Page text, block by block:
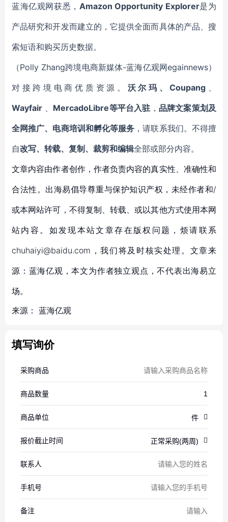
蓝海亿观网获悉， Amazon Opportunity Explorer是为
产品研究和开发而建立的，它提供全面而具体的产品、搜
索短语和购买历史数据。
（Polly Zhang跨境电商新媒体-蓝海亿观网egainnews）
对接跨境电商优质资源。 沃尔玛、Coupang 、
Wayfair 、 MercadoLibre等平台入驻 ， 品牌文案策划及
全网推广、电商培训和孵化等服务 ，请联系我们。不得擅
自改写、转载、复制、裁剪和编辑全部或部分内容。
文章内容由作者创作，作者负责内容的真实性、准确性和
合法性。出海易倡导尊重与保护知识产权，未经作者和/
或本网站许可，不得复制、转载、或以其他方式使用本网
站内容。如发现本站文章存在版权问题，烦请联系
chuhaiyi@baidu.com，我们将及时核实处理。文章来
源：蓝海亿观，本文为作者独立观点，不代表出海易立
场。
来源： 蓝海亿观
填写询价